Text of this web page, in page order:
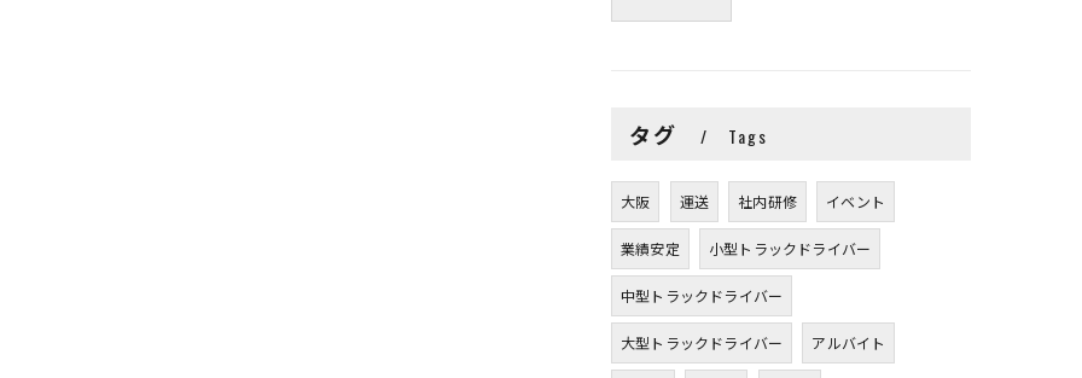
タグ Tags
大阪 運送 社内研修 イベント
業績安定 小型トラックドライバー
中型トラックドライバー
大型トラックドライバー アルバイト